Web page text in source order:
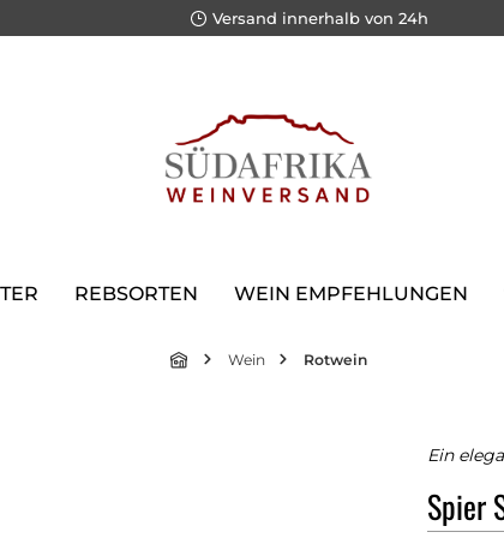
Versand innerhalb von 24h
REBSORTEN WEIN EMPFEHLUNGEN
Wein Rotwein
Ein
Spier